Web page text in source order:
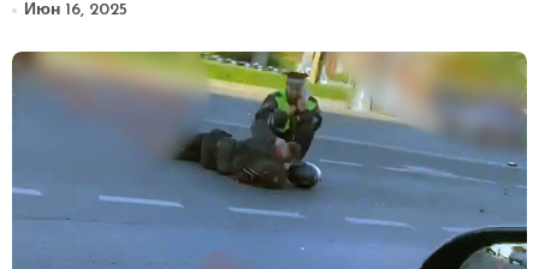
Июн 16, 2025